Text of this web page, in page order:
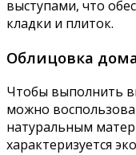
выступами, что
кладки и плиток.
Облицовка
Чтобы выполнить
можно
натуральным
характеризуется